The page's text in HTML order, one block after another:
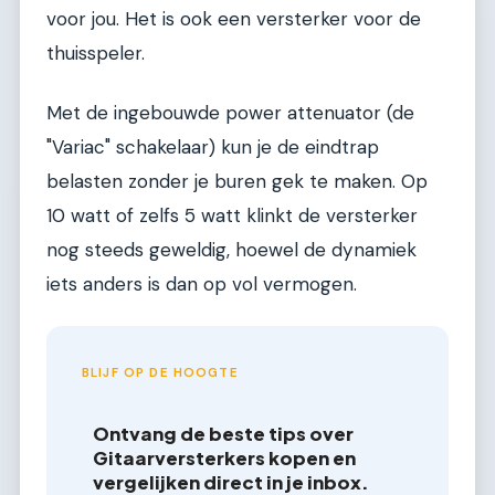
voor jou. Het is ook een versterker voor de
thuisspeler.
Met de ingebouwde power attenuator (de
"Variac" schakelaar) kun je de eindtrap
belasten zonder je buren gek te maken. Op
10 watt of zelfs 5 watt klinkt de versterker
nog steeds geweldig, hoewel de dynamiek
iets anders is dan op vol vermogen.
BLIJF OP DE HOOGTE
Ontvang de beste tips over
Gitaarversterkers kopen en
vergelijken direct in je inbox.